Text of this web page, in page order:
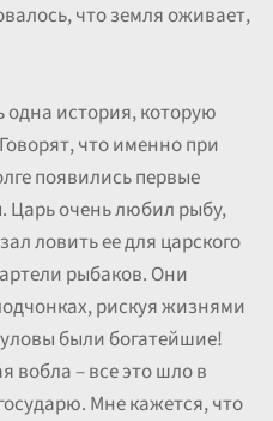
что земля оживает,
история, которую
что именно при
появились первые
очень любил рыбу,
ловить ее для царского
рыбаков. Они
рискуя жизнями
были богатейшие!
вобла – все это шло в
Мне кажется, что